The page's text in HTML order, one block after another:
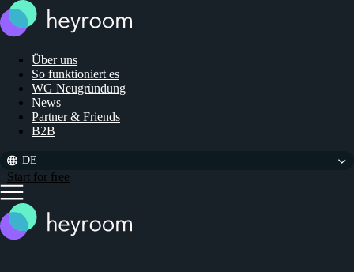
Über uns
So funktioniert es
WG Neugründung
News
Partner & Friends
B2B
DE
Start for free